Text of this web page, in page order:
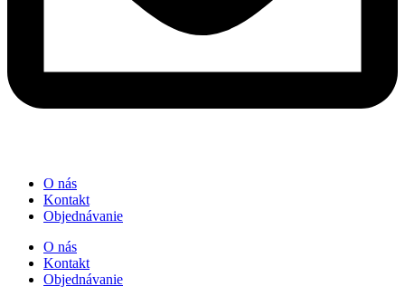
O nás
Kontakt
Objednávanie
O nás
Kontakt
Objednávanie